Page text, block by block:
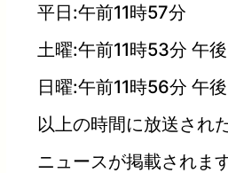
平日:午前11時57分
土曜:午前11時53分 午
日曜:午前11時56分 午
以上の時間に放送され
ニュースが掲載されます